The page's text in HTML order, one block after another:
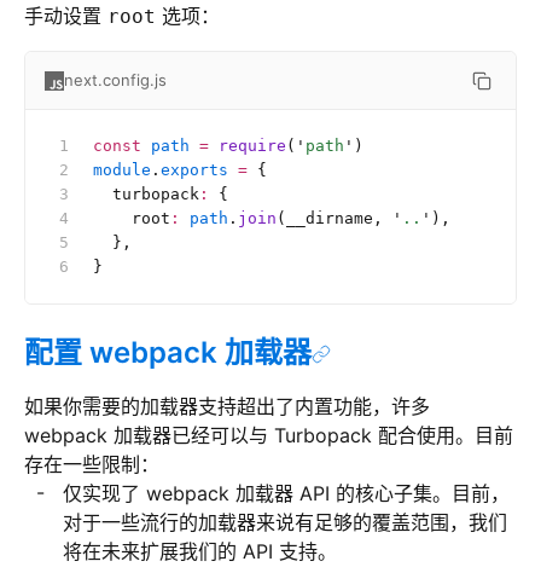
手动设置 root 选项：
next.config.js
const path = require ( ' path ' )
module . exports = {
  turbopack
:
{
    root
: path . join (__dirname, ' .. ' ),
  },
}
配置 webpack 加载器
如果你需要的加载器支持超出了内置功能，许多
webpack 加载器已经可以与 Turbopack 配合使用。目前
存在一些限制：
仅实现了 webpack 加载器 API 的核心子集。目前，
对于一些流行的加载器来说有足够的覆盖范围，我们
将在未来扩展我们的 API 支持。